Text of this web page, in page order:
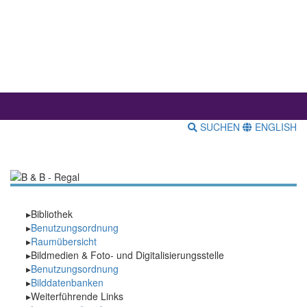
SUCHEN ENGLISH
Bibliothek
Benutzungsordnung
Raumübersicht
Bildmedien & Foto- und Digitalisierungsstelle
Benutzungsordnung
Bilddatenbanken
Weiterführende Links